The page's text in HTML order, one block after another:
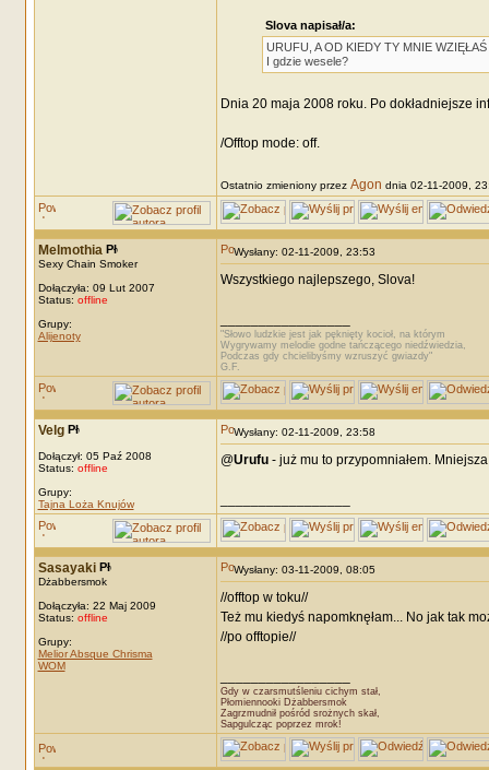
Slova napisał/a:
URUFU, A OD KIEDY TY MNIE
I gdzie wesele?
Dnia 20 maja 2008 roku. Po dokładniejsze
/Offtop mode: off.
Ostatnio zmieniony przez Agon dnia 02-11-2009,
Melmothia
Sexy Chain Smoker
Dołączyła: 09 Lut 2007
Status: offline
Grupy:
Alijenoty
Wysłany: 02-11-2009, 23:53
Wszystkiego najlepszego, Slova!
"Słowo ludzkie jest jak pęknięty kocioł, na którym
Wygrywamy melodie godne tańczącego niedźwiedzia,
Podczas gdy chcielibyśmy wzruszyć gwiazdy"
G.F.
Velg
Dołączył: 05 Paź 2008
Status: offline
Grupy:
Tajna Loża Knujów
Wysłany: 02-11-2009, 23:58
@Urufu- już mu to przypomniałem.
Sasayaki
Dżabbersmok
Dołączyła: 22 Maj 2009
Status: offline
Grupy:
Melior Absque Chrisma
WOM
Wysłany: 03-11-2009, 08:05
//offtop w toku//
Też mu kiedyś napomknęłam... No jak tak
//po offtopie//
Gdy w czarsmutśleniu cichym stał,
Płomiennooki Dżabbersmok
Zagrzmudnił pośród srożnych skał,
Sapgulcząc poprzez mrok!